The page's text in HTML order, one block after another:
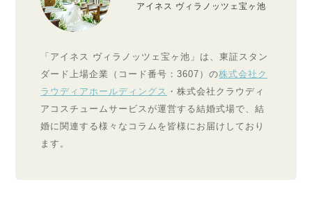
アイネス ヴィラノッツェ宝ヶ池
「アイネス ヴィラノッツェ宝ヶ池」は、東証スタン
ダード上場企業（コード番号：3607）の株式会社ク
ラウディアホールディングス ・株式会社クラウディ
アコスチュームサービスが運営する結婚式場で、結
婚に関連する様々なコラムを皆様にお届けしており
ます。